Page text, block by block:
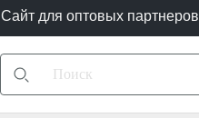
Сайт для оптовых партнеров